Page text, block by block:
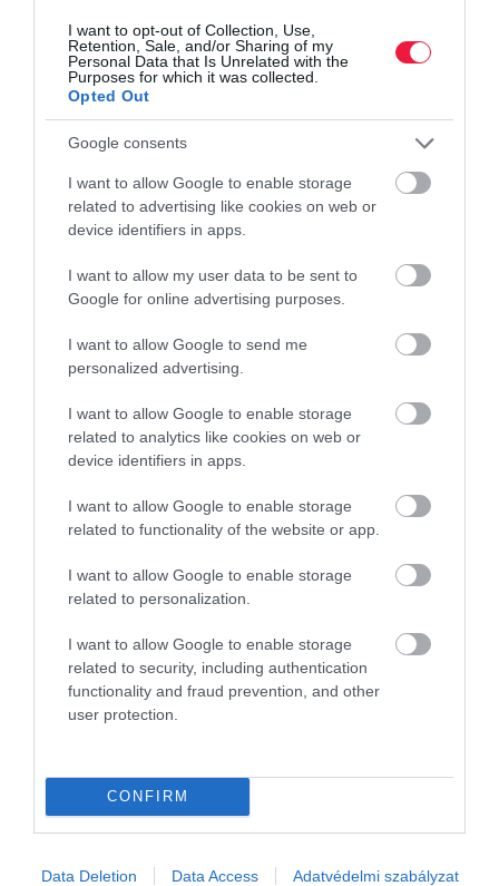
I want to opt-out of Collection, Use,
Retention, Sale, and/or Sharing of my
Personal Data that Is Unrelated with the
Purposes for which it was collected.
Opted Out
Google consents
I want to allow Google to enable storage
related to advertising like cookies on web or
device identifiers in apps.
I want to allow my user data to be sent to
Google for online advertising purposes.
I want to allow Google to send me
personalized advertising.
I want to allow Google to enable storage
related to analytics like cookies on web or
device identifiers in apps.
I want to allow Google to enable storage
related to functionality of the website or app.
I want to allow Google to enable storage
related to personalization.
I want to allow Google to enable storage
related to security, including authentication
functionality and fraud prevention, and other
user protection.
CONFIRM
Data Deletion Data Access Adatvédelmi szabályzat
Új, olcsó kínai e-autó jelent meg Magyarországon:
A Geely E2 35 kWh kapacitású akkumulátorral szerelt, 252
kilométeres WLTP-hatótávú alapmodellje 8 millió forinton nyit -
közölte a cég magyarországi képviselete.